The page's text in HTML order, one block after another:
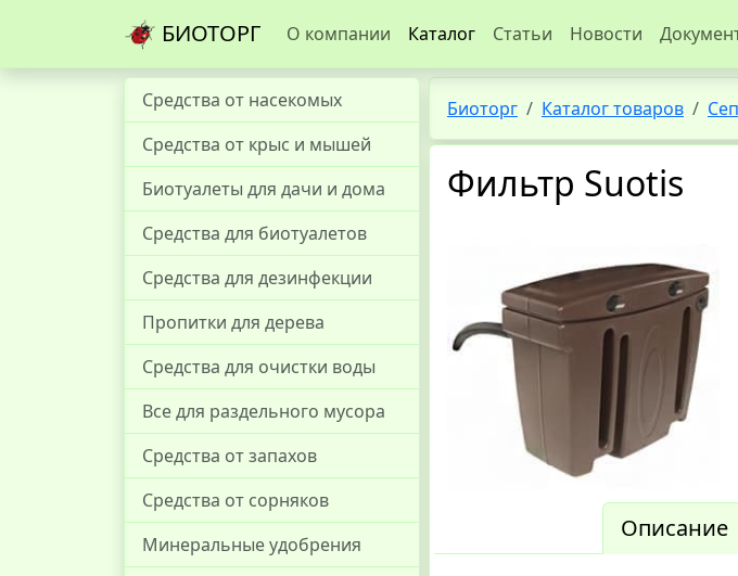
БИОТОРГ О компании Каталог Статьи Новости
Средства от насекомых
Средства от крыс и мышей
Биотуалеты для дачи и дома
Средства для биотуалетов
Средства для дезинфекции
Пропитки для дерева
Средства для очистки воды
Все для раздельного мусора
Средства от запахов
Средства от сорняков
Минеральные удобрения
Биоторг Каталог товаров
Фильтр Suotis
Описание